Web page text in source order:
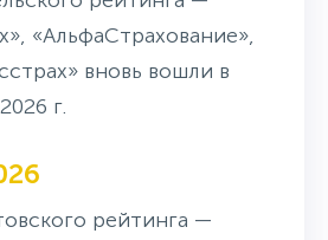
«АльфаСтрахование»,
вновь вошли в
г.
рейтинга —